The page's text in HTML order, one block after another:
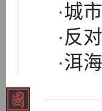
·城
·反
·洱